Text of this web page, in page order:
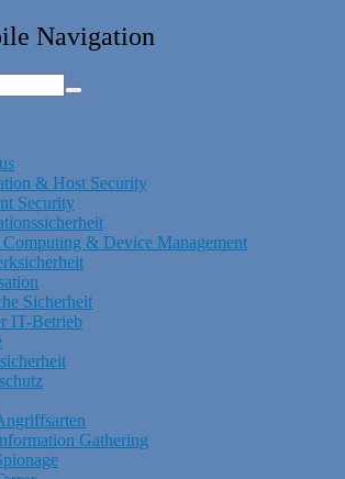
Navigation
& Host Security
Security
& Device Management
Sicherheit
IT-Betrieb
Gathering